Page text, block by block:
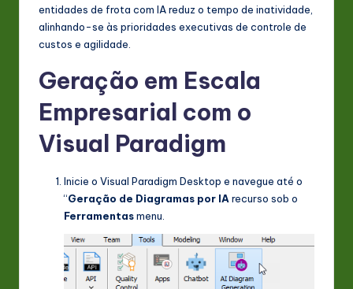
entidades de frota com IA reduz o tempo de inatividade,
alinhando-se às prioridades executivas de controle de
custos e agilidade.
Geração em Escala
Empresarial com o
Visual Paradigm
Inicie o Visual Paradigm Desktop e navegue até o
“Geração de Diagramas por IArecurso sob o
Ferramentasmenu.